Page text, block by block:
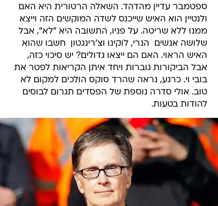
ספטמבר עדיין מהדהד. השאלה הרטורית היא האם
ולנטיין הוא האיש שייכנס לשדה המוקשים הזה וייצא
ממנו ללא שריטה. על פניו, התשובה היא "לא", אבל
שלושה אנשים  הנרי, לוקינו וצ'רינגטון  חשבו שהוא
האיש הראוי. האם הם ייצאו גדולים? יש סיכוי כזה,
אבל הביקורות גוברות ויחד איתן הקריאות לפטר את
בובי וי. כרגע, נראה שהרד סוקס הולכים למקום לא
טוב. אולי סדרה נוספת של הפסדים תגרום לבוסים
להודות בטעות.